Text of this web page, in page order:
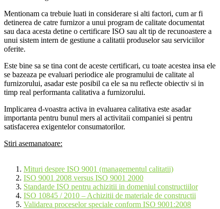
Mentionam ca trebuie luati in considerare si alti factori, cum ar fi
detinerea de catre furnizor a unui program de calitate documentat
sau daca acesta detine o certificare ISO sau alt tip de recunoastere a
unui sistem intern de gestiune a calitatii produselor sau serviciilor
oferite.
Este bine sa se tina cont de aceste certificari, cu toate acestea insa ele
se bazeaza pe evaluari periodice ale programului de calitate al
furnizorului, asadar este posibil ca ele sa nu reflecte obiectiv si in
timp real performanta calitativa a furnizorului.
Implicarea d-voastra activa in evaluarea calitativa este asadar
importanta pentru bunul mers al activitaii companiei si pentru
satisfacerea exigentelor consumatorilor.
Stiri asemanatoare:
Mituri despre ISO 9001 (managementul calitatii)
ISO 9001 2008 versus ISO 9001 2000
Standarde ISO pentru achizitii in domeniul constructiilor
ISO 10845 / 2010 – Achizitii de materiale de constructii
Validarea proceselor speciale conform ISO 9001:2008